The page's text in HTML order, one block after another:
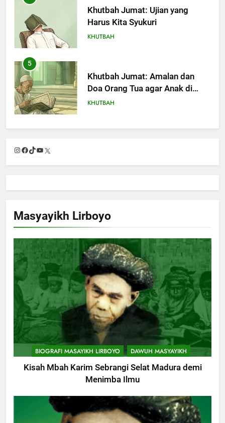
Khutbah Jumat: Ujian yang
Harus Kita Syukuri
KHUTBAH
5
Khutbah Jumat: Amalan dan
Doa Orang Tua agar Anak di
Pondok Pesantren Sukses Dunia
KHUTBAH
6
Khutbah Jumat Perihal Bulan
Muharam
Khutbah Jumat: Mereka yang
Mendapat Predikat Haji Mabrur
KHUTBAH
9
Khutbah Jumat: Hak Penting
Yang Harus Kita Berikan Kepada
Istri
KHUTBAH
10
Khutbah: Keistimewaan Hari
Jumat
Instagram
Facebook
TikTok
YouTube
Masyayikh Lirboyo
BIOGRAFI MASAYIKH LIRBOYO DAWUH MASYAYIKH
Kisah Mbah Karim Sebrangi Selat Madura demi
Menimba Ilmu